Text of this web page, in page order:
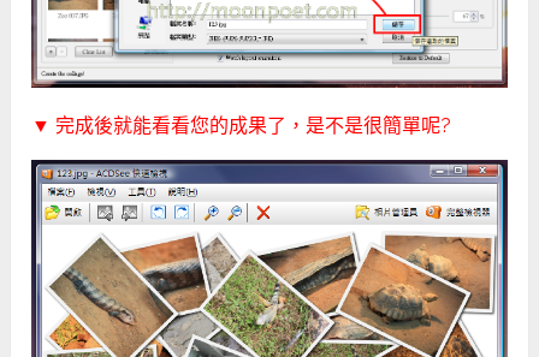
▼ 完成後就能看看您的成果了，是不是很簡單呢?